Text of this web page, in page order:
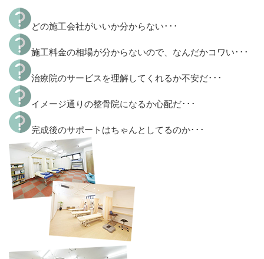
どの施工会社がいいか分からない･･･
施工料金の相場が分からないので、なんだかコワい･･･
治療院のサービスを理解してくれるか不安だ･･･
イメージ通りの整骨院になるか心配だ･･･
完成後のサポートはちゃんとしてるのか･･･